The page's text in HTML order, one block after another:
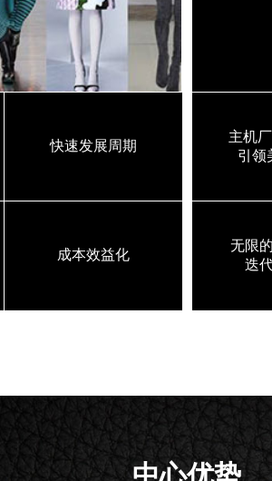
快速发展周期
成本效益化
主机
引领
无限
迭
中心优势